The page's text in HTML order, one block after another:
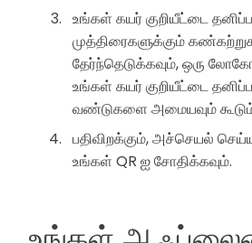
உங்கள் கயர் குறியீட்டை
முத்திரைகளுக்கும்
தேர்ந்தெடுக்கவும், ஒரு
உங்கள் கயர் குறியீட்டை
வண்டுகளை அமையவும்
பதிவிறக்கும், அச்செயல்
உங்கள் QR ஐ சோதிக்கவும்.